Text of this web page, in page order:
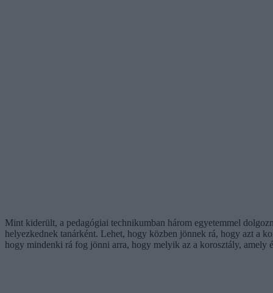
Mint kiderült, a pedagógiai technikumban három egyetemmel
helyezkednek tanárként. Lehet, hogy közben jönnek rá, hogy azt a
hogy mindenki rá fog jönni arra, hogy melyik az a korosztály, amely